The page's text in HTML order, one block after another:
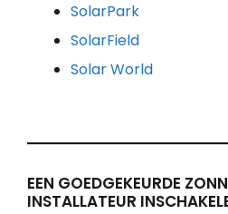
SolarPark
SolarField
Solar World
EEN GOEDGEKEURDE
INSTALLATEUR